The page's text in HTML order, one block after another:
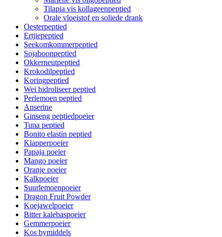
Tilapia vis kollageenpeptied
Orale vloeistof en soliede drank
Oesterpeptied
Ertjiepeptied
Seekomkommerpeptied
Sojaboonpeptied
Okkerneutpeptied
Krokodilpeptied
Koringpeptied
Wei hidroliseer peptied
Perlemoen peptied
Anserine
Ginseng peptiedpoeier
Tuna peptied
Bonito elastin peptied
Klapperpoeier
Papaja poeier
Mango poeier
Oranje poeier
Kalkpoeier
Suurlemoenpoeier
Dragon Fruit Powder
Koejawelpoeier
Bitter kalebaspoeier
Gemmerpoeier
Kos bymiddels